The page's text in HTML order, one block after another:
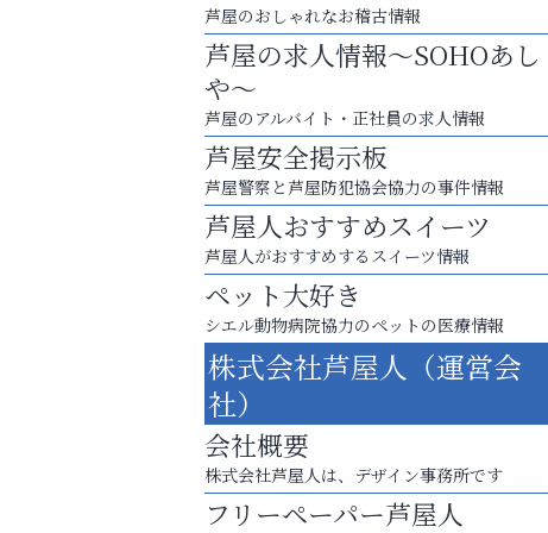
スマホは何時間までなら大丈夫？ ～スマホ時代
に知っておきたい子どもの近視対策～
芦屋インターナショナルスク
ール
芦屋のおしゃれなお稽古情報
芦屋の求人情報～SOHOあし
や～
芦屋のアルバイト・正社員の求人情報
芦屋安全掲示板
芦屋警察と芦屋防犯協会協力の事件情報
芦屋人おすすめスイーツ
芦屋人がおすすめするスイーツ情報
ペット大好き
シエル動物病院協力のペットの医療情報
株式会社芦屋人（運営会
社）
会社概要
株式会社芦屋人は、デザイン事務所です
フリーペーパー芦屋人